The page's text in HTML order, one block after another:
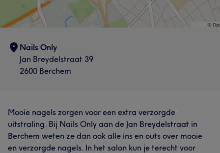
Nails Only
Jan Breydelstraat 39
2600 Berchem
Mooie nagels zorgen voor een extra verzorgde
uitstraling. Bij Nails Only aan de Jan Breydelstraat in
Berchem weten ze dan ook alle ins en outs over mooie
en verzorgde nagels. In het salon kun je terecht voor